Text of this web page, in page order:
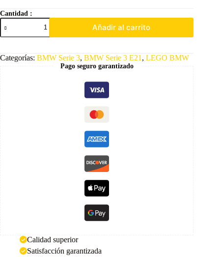
Cantidad :
Añadir al carrito
Categorías: BMW Serie 3, BMW Serie 3 E21 , LEGO BMW
Pago seguro garantizado
Calidad superior
Satisfacción garantizada